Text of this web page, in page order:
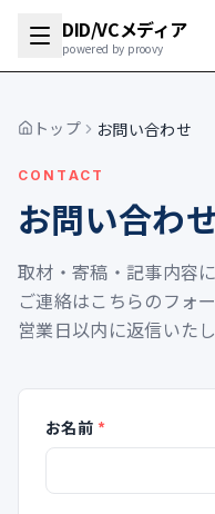
DID/VCメディア
powered by proovy
トップ お問い合わせ
CONTACT
お問い合わ
取材・寄稿・記事内容
ご連絡はこちらのフォ
営業日以内に返信いたし
お名前 *（必須）